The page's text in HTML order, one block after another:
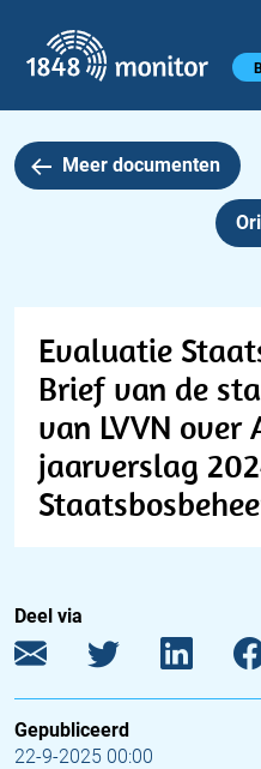
Hoofdmenu
Meer documenten
Evaluatie
Brief van de
van LVVN over
jaarverslag
Deel via
Gepubliceerd
22-9-2025 00:00